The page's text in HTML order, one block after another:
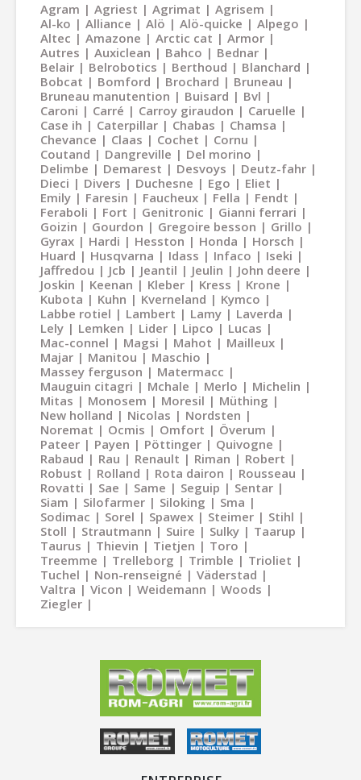
Agram Agriest Agrimat
Agrisem
Al-ko
Alliance Alö Alö-quicke
Alpego
Altec
Amazone Arctic cat
Armor
Autres
Auxiclean Bahco
Bednar
Belair
Belrobotics Berthoud
Blanchard
Bobcat
Bomford Brochard
Bruneau
Bruneau manutention
Buisard
Bvl
Caroni
Carré Carroy giraudon
Caruelle
Case ih
Caterpillar Chabas
Chamsa
Chevance
Claas Cochet
Cornu
Coutand
Dangreville
Del morino
Delimbe
Demarest Desvoys
Deutz-fahr
Dieci
Divers Duchesne Ego
Eliet
Emily
Faresin Faucheux Fella
Fendt
Feraboli
Fort Genitronic
Gianni ferrari
Goizin
Gourdon Gregoire besson
Grillo
Gyrax
Hardi Hesston Honda
Horsch
Huard
Husqvarna Idass Infaco
Iseki
Jaffredou
Jcb Jeantil Jeulin
John deere
Joskin
Keenan Kleber Kress
Krone
Kubota
Kuhn Kverneland
Kymco
Labbe rotiel
Lambert Lamy
Laverda
Lely
Lemken Lider Lipco
Lucas
Mac-connel
Magsi Mahot
Mailleux
Majar
Manitou
Maschio
Massey ferguson
Matermacc
Mauguin citagri
Mchale Merlo
Michelin
Mitas
Monosem Moresil
Müthing
New holland
Nicolas
Nordsten
Noremat
Ocmis Omfort
Överum
Pateer
Payen Pöttinger
Quivogne
Rabaud
Rau Renault Riman
Robert
Robust
Rolland Rota dairon
Rousseau
Rovatti
Sae Same Seguip
Sentar
Siam
Silofarmer Siloking
Sma
Sodimac
Sorel Spawex Steimer
Stihl
Stoll
Strautmann Suire Sulky
Taarup
Taurus
Thievin Tietjen
Toro
Treemme
Trelleborg Trimble
Trioliet
Tuchel
Non-renseigné
Väderstad
Valtra
Vicon Weidemann
Woods
Ziegler